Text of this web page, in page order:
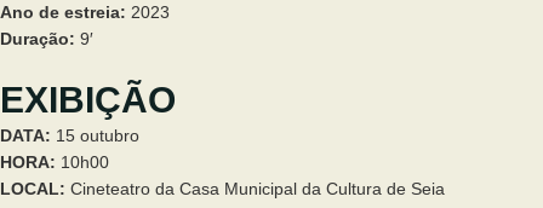
Ano de estreia: 2023
Duração: 9′
EXIBIÇÃO
DATA: 15 outubro
HORA: 10h00
LOCAL: Cineteatro da Casa Municipal da Cultura de Seia